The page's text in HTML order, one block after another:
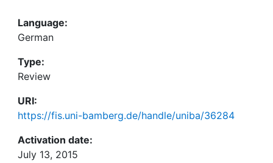
Language:
German
Type:
Review
URI:
https://fis.uni-bamberg.de/handle/uniba/36284
Activation date:
July 13, 2015